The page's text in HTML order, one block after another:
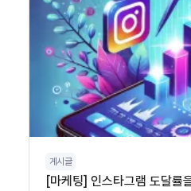
게시글
[마케팅] 인스타그램 도달률